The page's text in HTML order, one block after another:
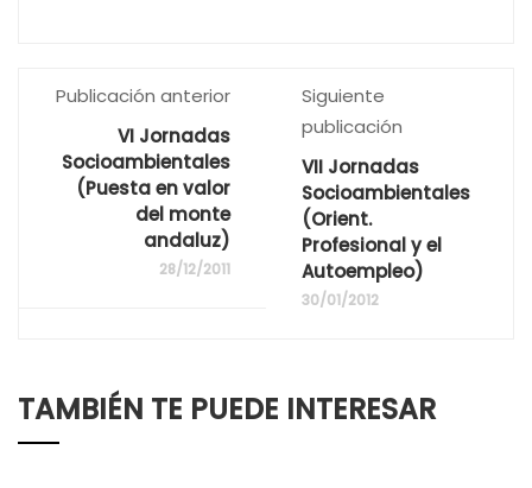
Publicación anterior
VI Jornadas
Socioambientales
(Puesta en valor
del monte
andaluz)
28/12/2011
Siguiente
publicación
VII Jornadas
Socioambientales
(Orient.
Profesional y el
Autoempleo)
30/01/2012
TAMBIÉN TE PUEDE INTERESAR